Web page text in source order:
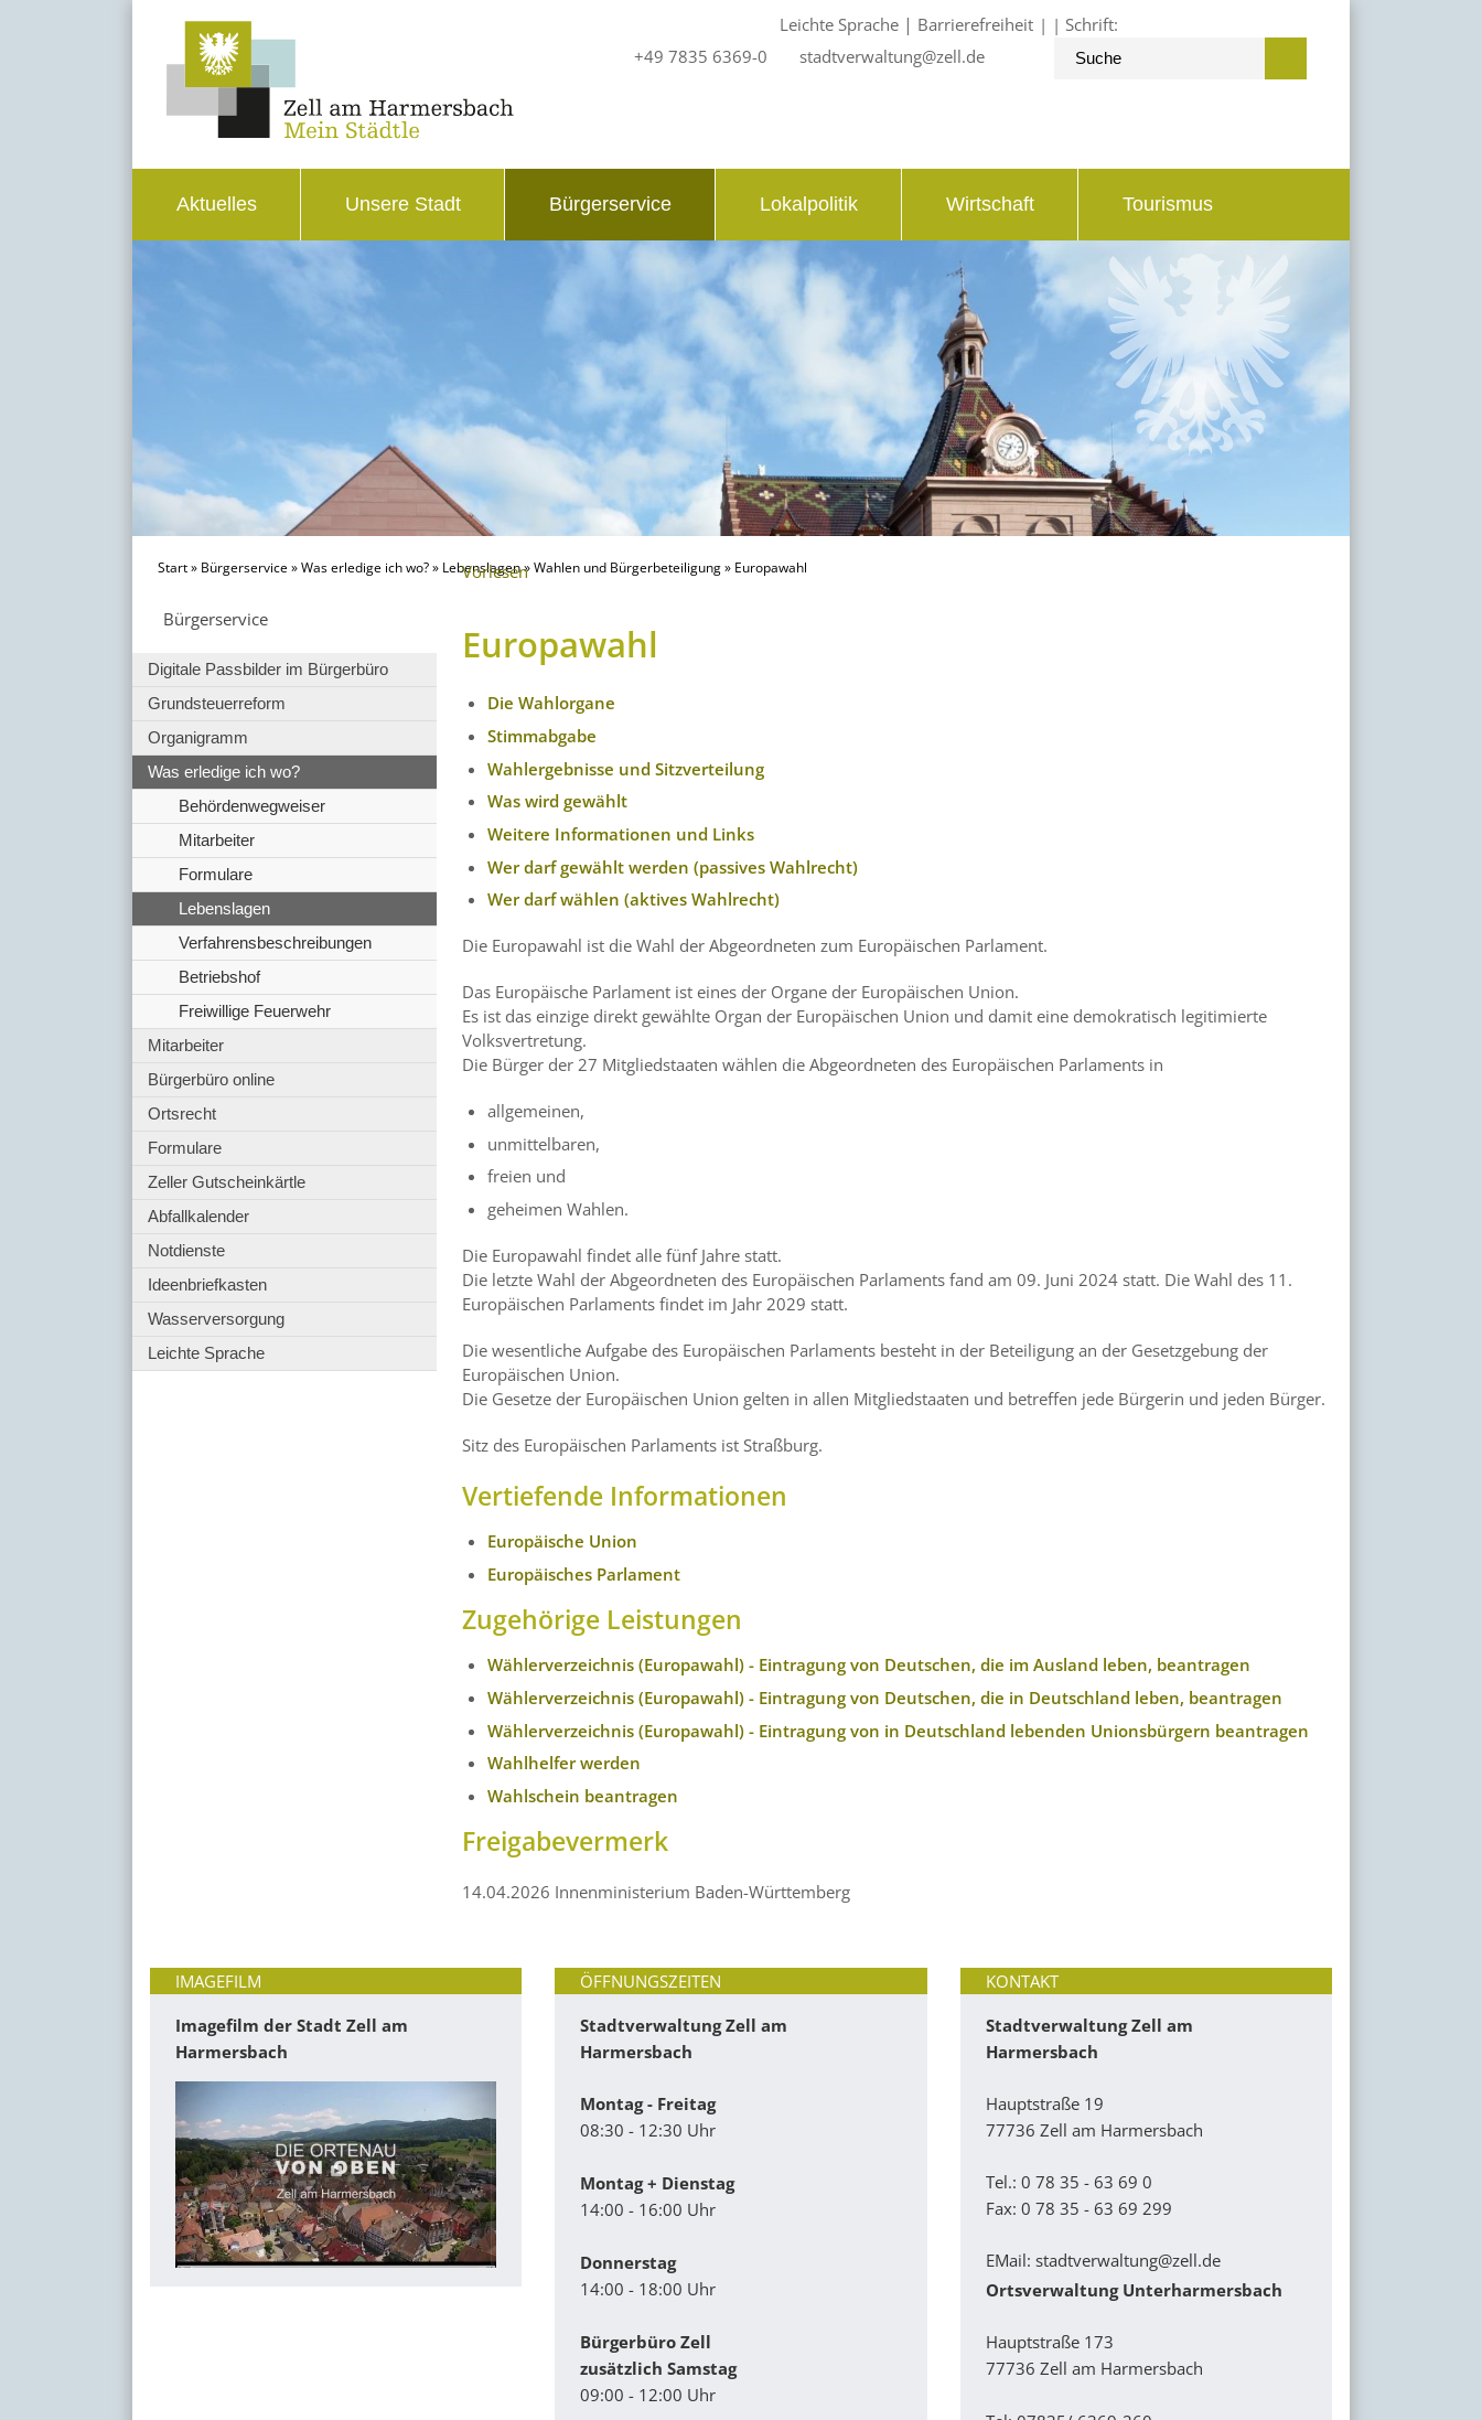
+49 7835 6369-0 stadtverwaltung@zell.de
Leichte Sprache| Barrierefreiheit Schrift:
Aktuelles Unsere Stadt Bürgerservice Lokalpolitik Wirtschaft Tourismus
Start» Bürgerservice»Was erledige ich wo?» Lebenslagen»Wahlen und Bürgerbeteiligung» Europawahl
Bürgerservice
Digitale Passbilder im Bürgerbüro
Grundsteuerreform
Organigramm
Was erledige ich wo?
Behördenwegweiser
Mitarbeiter
Formulare
Lebenslagen
Verfahrensbeschreibungen
Betriebshof
Freiwillige Feuerwehr
Mitarbeiter
Bürgerbüro online
Ortsrecht
Formulare
Zeller Gutscheinkärtle
Abfallkalender
Notdienste
Ideenbriefkasten
Wasserversorgung
Leichte Sprache
Vorlesen
Europawahl
Die Wahlorgane
Stimmabgabe
Wahlergebnisse und Sitzverteilung
Was wird gewählt
Weitere Informationen und Links
Wer darf gewählt werden (passives Wahlrecht)
Wer darf wählen (aktives Wahlrecht)
Die Europawahl ist die Wahl der Abgeordneten zum Europäischen Parlament.
Das Europäische Parlament ist eines der Organe der Europäischen Union.
Es ist das einzige direkt gewählte Organ der Europäischen Union und damit eine demokratisch legitimierte
Volksvertretung.
Die Bürger der 27 Mitgliedstaaten wählen die Abgeordneten des Europäischen Parlaments in
allgemeinen,
unmittelbaren,
freien und
geheimen Wahlen.
Die Europawahl findet alle fünf Jahre statt.
Die letzte Wahl der Abgeordneten des Europäischen Parlaments fand am 09. Juni 2024 statt. Die Wahl des 11.
Europäischen Parlaments findet im Jahr 2029 statt.
Die wesentliche Aufgabe des Europäischen Parlaments besteht in der Beteiligung an der Gesetzgebung der
Europäischen Union.
Die Gesetze der Europäischen Union gelten in allen Mitgliedstaaten und betreffen jede Bürgerin und jeden Bürger.
Sitz des Europäischen Parlaments ist Straßburg.
Vertiefende Informationen
Europäische Union
Europäisches Parlament
Zugehörige Leistungen
Wählerverzeichnis (Europawahl) - Eintragung von Deutschen, die im Ausland leben, beantragen
Wählerverzeichnis (Europawahl) - Eintragung von Deutschen, die in Deutschland leben, beantragen
Wählerverzeichnis (Europawahl) - Eintragung von in Deutschland lebenden Unionsbürgern beantragen
Wahlhelfer werden
Wahlschein beantragen
Freigabevermerk
14.04.2026 Innenministerium Baden-Württemberg
IMAGEFILM
Imagefilm der Stadt Zell am
Harmersbach
ÖFFNUNGSZEITEN
Stadtverwaltung Zell am
Harmersbach
Montag - Freitag
08:30 - 12:30 Uhr
Montag + Dienstag
14:00 - 16:00 Uhr
Donnerstag
14:00 - 18:00 Uhr
Bürgerbüro Zell
zusätzlich Samstag
09:00 - 12:00 Uhr
KONTAKT
Stadtverwaltung Zell am
Harmersbach
Hauptstraße 19
77736 Zell am Harmersbach
Tel.: 0 78 35 - 63 69 0
Fax: 0 78 35 - 63 69 299
EMail:stadtverwaltung@zell.de
Ortsverwaltung Unterharmersbach
Hauptstraße 173
77736 Zell am Harmersbach